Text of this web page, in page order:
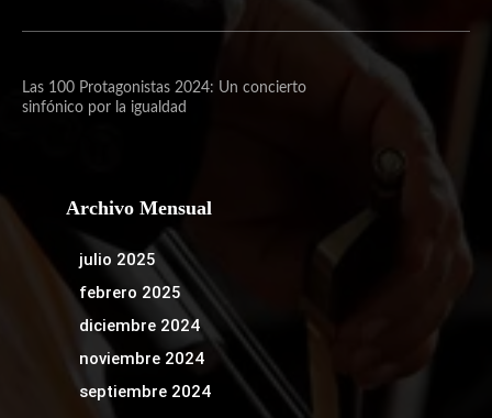
Las 100 Protagonistas 2024: Un concierto
sinfónico por la igualdad
Archivo Mensual
julio 2025
febrero 2025
diciembre 2024
noviembre 2024
septiembre 2024